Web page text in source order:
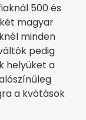
500 és
magyar
minden
pedig
helyüket a
a kvótások